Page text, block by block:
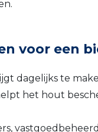
voor een
dagelijks te
het hout